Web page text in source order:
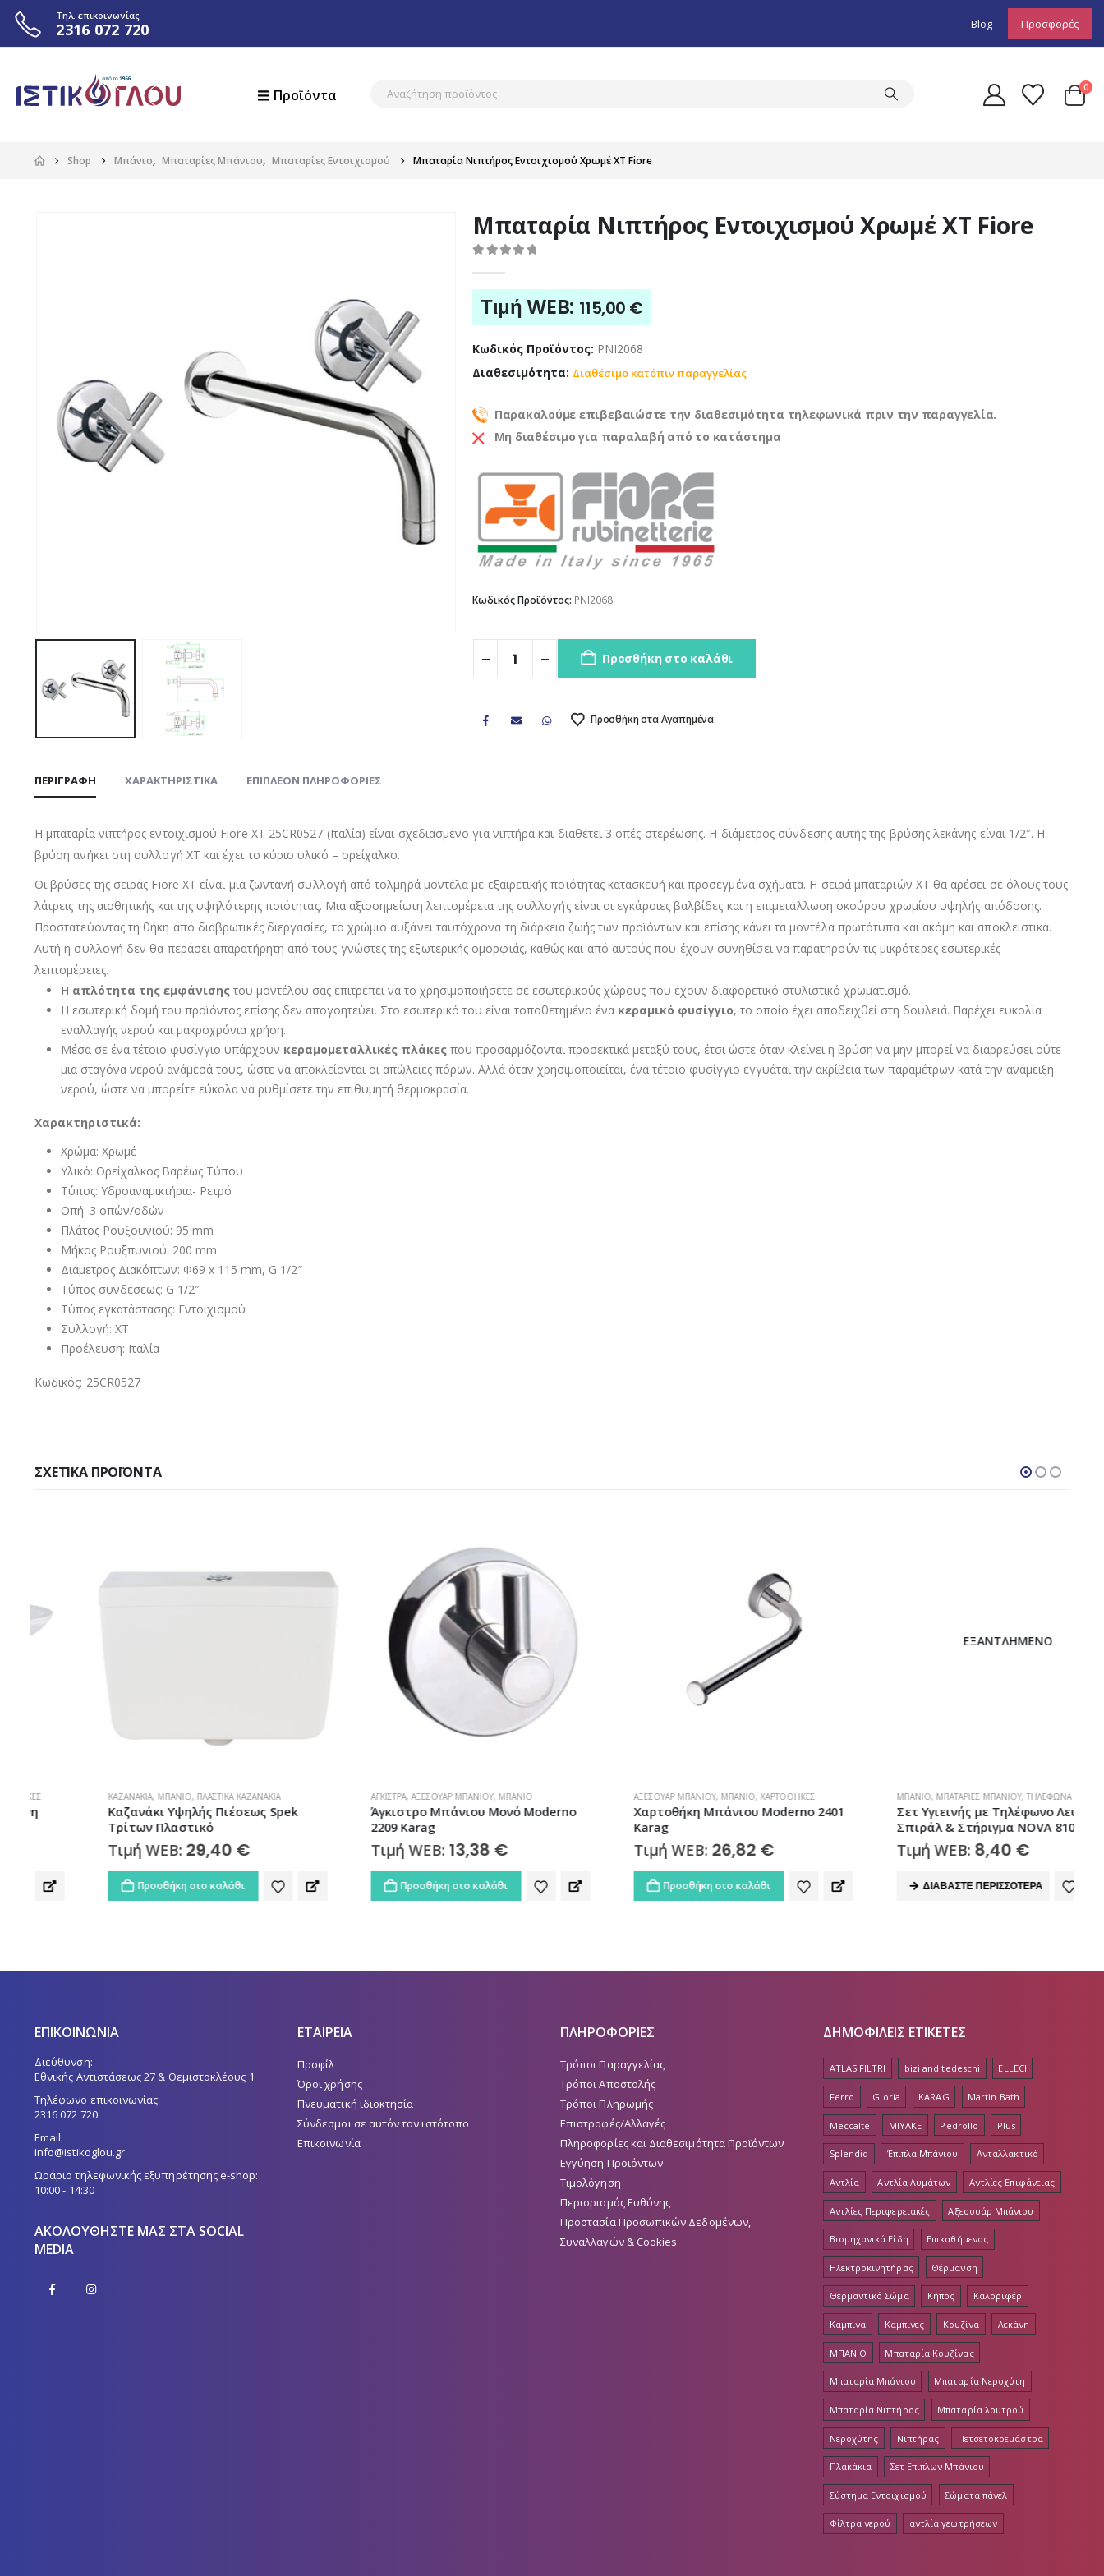
Τηλ. επικοινωνίας
2316 072 720 Blog Προσφορές
Προϊόντα 0
Shop Μπάνιο, Μπαταρίες Μπάνιου, Μπαταρίες Εντοιχισμού Μπαταρία Νιπτήρος Εντοιχισμού Χρωμέ XT Fiore
Μπαταρία Νιπτήρος Εντοιχισμού Χρωμέ XT Fiore
Τιμή WEB: 115,00 €
Κωδικός Προϊόντος: PNI2068
Διαθεσιμότητα: Διαθέσιμο κατόπιν παραγγελίας
Παρακαλούμε επιβεβαιώστε την διαθεσιμότητα τηλεφωνικά πριν την παραγγελία.
Μη διαθέσιμο για παραλαβή από το κατάστημα
Κωδικός Προϊόντος: PNI2068
Προσθήκη στο καλάθι
Προσθήκη στα Αγαπημένα
ΠΕΡΙΓΡΑΦΉ ΧΑΡΑΚΤΗΡΙΣΤΙΚΑ ΕΠΙΠΛΈΟΝ ΠΛΗΡΟΦΟΡΊΕΣ
Η μπαταρία νιπτήρος εντοιχισμού Fiore XT 25CR0527 (Ιταλία) είναι σχεδιασμένο για νιπτήρα και διαθέτει 3 οπές στερέωσης. Η διάμετρος σύνδεσης αυτής της βρύσης λεκάνης είναι 1/2″. Η
βρύση ανήκει στη συλλογή XT και έχει το κύριο υλικό – ορείχαλκο.
Οι βρύσες της σειράς Fiore XT είναι μια ζωντανή συλλογή από τολμηρά μοντέλα με εξαιρετικής ποιότητας κατασκευή και προσεγμένα σχήματα. Η σειρά μπαταριών XT θα αρέσει σε όλους τους
λάτρεις της αισθητικής και της υψηλότερης ποιότητας. Μια αξιοσημείωτη λεπτομέρεια της συλλογής είναι οι εγκάρσιες βαλβίδες και η επιμετάλλωση σκούρου χρωμίου υψηλής απόδοσης.
Προστατεύοντας τη θήκη από διαβρωτικές διεργασίες, το χρώμιο αυξάνει ταυτόχρονα τη διάρκεια ζωής των προϊόντων και επίσης κάνει τα μοντέλα πρωτότυπα και ακόμη και αποκλειστικά.
Αυτή η συλλογή δεν θα περάσει απαρατήρητη από τους γνώστες της εξωτερικής ομορφιάς, καθώς και από αυτούς που έχουν συνηθίσει να παρατηρούν τις μικρότερες εσωτερικές
λεπτομέρειες.
Η απλότητα της εμφάνισης του μοντέλου σας επιτρέπει να το χρησιμοποιήσετε σε εσωτερικούς χώρους που έχουν διαφορετικό στυλιστικό χρωματισμό.
Η εσωτερική δομή του προϊόντος επίσης δεν απογοητεύει. Στο εσωτερικό του είναι τοποθετημένο ένα κεραμικό φυσίγγιο, το οποίο έχει αποδειχθεί στη δουλειά. Παρέχει ευκολία
εναλλαγής νερού και μακροχρόνια χρήση.
Μέσα σε ένα τέτοιο φυσίγγιο υπάρχουν κεραμομεταλλικές πλάκες που προσαρμόζονται προσεκτικά μεταξύ τους, έτσι ώστε όταν κλείνει η βρύση να μην μπορεί να διαρρεύσει ούτε
μια σταγόνα νερού ανάμεσά τους, ώστε να αποκλείονται οι απώλειες πόρων. Αλλά όταν χρησιμοποιείται, ένα τέτοιο φυσίγγιο εγγυάται την ακρίβεια των παραμέτρων κατά την ανάμειξη
νερού, ώστε να μπορείτε εύκολα να ρυθμίσετε την επιθυμητή θερμοκρασία.
Χαρακτηριστικά:
Χρώμα: Χρωμέ
Υλικό: Ορείχαλκος Βαρέως Τύπου
Τύπος: Υδροαναμικτήρια- Ρετρό
Οπή: 3 οπών/οδών
Πλάτος Ρουξουνιού: 95 mm
Μήκος Ρουξπυνιού: 200 mm
Διάμετρος Διακόπτων: Φ69 x 115 mm, G 1/2″
Τύπος συνδέσεως: G 1/2″
Τύπος εγκατάστασης: Εντοιχισμού
Συλλογή: XT
Προέλευση: Ιταλία
Κωδικός: 25CR0527
ΣΧΕΤΙΚΆ ΠΡΟΪΌΝΤΑ
ΜΠΆΝΙΟ,ΠΛΑΣΤΙΚΆ ΚΑΖΑΝΆΚΙΑ
Καζανάκι Υψηλής Πιέσεως Spek
Τρίτων Πλαστικό
Τιμή WEB:29,40€
Προσθήκη στο καλάθι
ΑΞΕΣΟΥΆΡ ΜΠΆΝΙΟΥ,ΜΠΆΝΙΟ
Άγκιστρο Μπάνιου Μονό Moderno
2209 Karag
Τιμή WEB:13,38€
Προσθήκη στο καλάθι
ΑΞΕΣΟΥΆΡ ΜΠΆΝΙΟΥ,ΜΠΆΝΙΟ,ΧΑΡΤΟΘΉΚΕΣ
Χαρτοθήκη Μπάνιου Moderno 2401
Τιμή WEB:26,82€
Προσθήκη στο καλάθι
ΕΞΑΝΤΛΗΜΈΝΟ
ΜΠΑΤΑΡΊΕΣ ΜΠΆΝΙΟΥ,ΤΗΛΈΦΩΝΑ & ΣΠΙΡΆΛ ΝΤΟΥΣ
Σετ Υγιεινής με Τηλέφωνο Λευκό,
Σπιράλ & Στήριγμα NOVA 8100
Τιμή WEB:8,40€
ΔΙΑΒΆΣΤΕ ΠΕΡΙΣΣΌΤΕΡΑ
ΕΠΙΚΟΙΝΩΝΙΑ
Διεύθυνση:
Εθνικής Αντιστάσεως 27 & Θεμιστοκλέους 1
Τηλέφωνο επικοινωνίας:
2316 072 720
Email:
info@istikoglou.gr
Ωράριο τηλεφωνικής εξυπηρέτησης e-shop:
10:00 - 14:30
ΑΚΟΛΟΥΘΉΣΤΕ ΜΑΣ ΣΤΑ SOCIAL
MEDIA
ΕΤΑΙΡΕΙΑ
Προφίλ
Όροι χρήσης
Πνευματική ιδιοκτησία
Σύνδεσμοι σε αυτόν τον ιστότοπο
Επικοινωνία
ΠΛΗΡΟΦΟΡΙΕΣ
Τρόποι Παραγγελίας
Τρόποι Αποστολής
Τρόποι Πληρωμής
Επιστροφές/Αλλαγές
Πληροφορίες και Διαθεσιμότητα Προϊόντων
Εγγύηση Προϊόντων
Τιμολόγηση
Περιορισμός Ευθύνης
Προστασία Προσωπικών Δεδομένων,
Συναλλαγών & Cookies
ΔΗΜΟΦΙΛΕΙΣ ΕΤΙΚΕΤΕΣ
ATLAS FILTRI bizi and tedeschi ELLECI
Ferro Gloria KARAG Martin Bath
Meccalte MIYAKE Pedrollo Plus
Splendid Έπιπλα Μπάνιου Ανταλλακτικό
Αντλία Αντλία Λυμάτων Αντλίες Επιφάνειας
Αντλίες Περιφερειακές Αξεσουάρ Μπάνιου
Βιομηχανικά Είδη Επικαθήμενος
Ηλεκτροκινητήρας Θέρμανση
Θερμαντικό Σώμα Κήπος Καλοριφέρ
Καμπίνα Καμπίνες Κουζίνα Λεκάνη
ΜΠΑΝΙΟ Μπαταρία Κουζίνας
Μπαταρία Μπάνιου Μπαταρία Νεροχύτη
Μπαταρία Νιπτήρος Μπαταρία λουτρού
Νεροχύτης Νιπτήρας Πετσετοκρεμάστρα
Πλακάκια Σετ Επίπλων Μπάνιου
Σύστημα Εντοιχισμού Σώματα πάνελ
Φίλτρα νερού αντλία γεωτρήσεων